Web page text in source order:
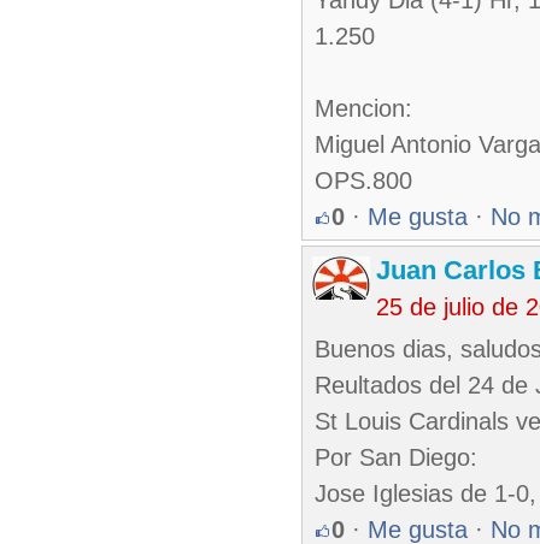
1.250
Mencion:
Miguel Antonio
OPS.800
0 · Me gusta · No
Juan Carlos
25 de julio de
Buenos dias,
Reultados del 24 de
St Louis Cardinals
Por San Diego:
Jose Iglesias de 1-
0 · Me gusta · No